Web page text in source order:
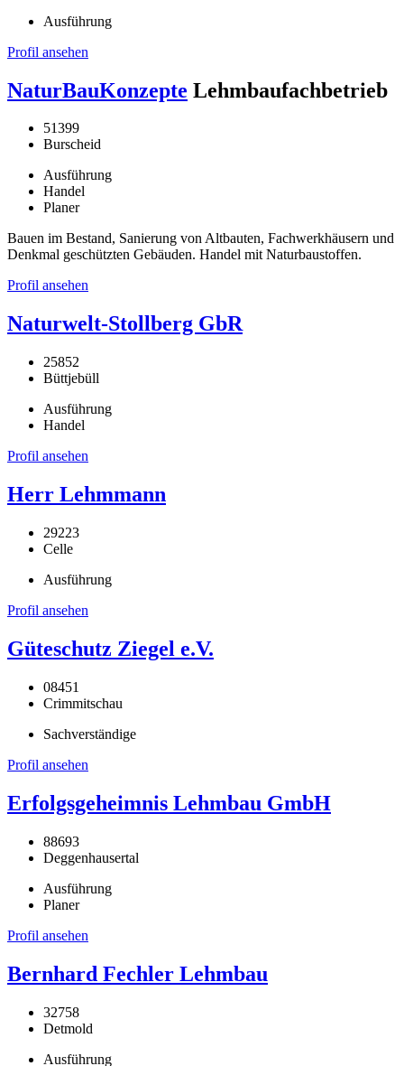
Ausführung
Profil ansehen
NaturBauKonzepte Lehmbaufachbetrieb
51399
Burscheid
Ausführung
Handel
Planer
Bauen im Bestand, Sanierung von Altbauten, Fachwerkhäusern und
Denkmal geschützten Gebäuden. Handel mit Naturbaustoffen.
Profil ansehen
Naturwelt-Stollberg GbR
25852
Büttjebüll
Ausführung
Handel
Profil ansehen
Herr Lehmmann
29223
Celle
Ausführung
Profil ansehen
Güteschutz Ziegel e.V.
08451
Crimmitschau
Sachverständige
Profil ansehen
Erfolgsgeheimnis Lehmbau GmbH
88693
Deggenhausertal
Ausführung
Planer
Profil ansehen
Bernhard Fechler Lehmbau
32758
Detmold
Ausführung